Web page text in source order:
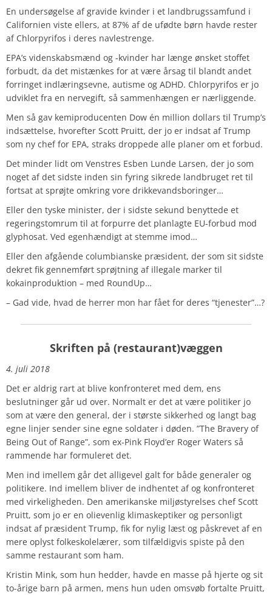
En undersøgelse af gravide kvinder i et landbrugssamfund i
Californien viste ellers, at 87% af de ufødte børn havde rester
af Chlorpyrifos i deres navlestrenge.
EPA’s videnskabsmænd og -kvinder har længe ønsket stoffet
forbudt, da det mistænkes for at være årsag til blandt andet
forringet indlæringsevne, autisme og ADHD. Chlorpyrifos er jo
udviklet fra en nervegift, så sammenhængen er nærliggende.
Men så gav kemiproducenten Dow én million dollars til Trump’s
indsættelse, hvorefter Scott Pruitt, der jo er indsat af Trump
som ny chef for EPA, straks droppede alle planer om et forbud.
Det minder lidt om Venstres Esben Lunde Larsen, der jo som
noget af det sidste inden sin fyring sikrede landbruget ret til
fortsat at sprøjte omkring vore drikkevandsboringer…
Eller den tyske minister, der i sidste sekund benyttede et
regeringstomrum til at forpurre det planlagte EU-forbud mod
glyphosat. Ved egenhændigt at stemme imod…
Eller den afgående columbianske præsident, der som sit sidste
dekret fik gennemført sprøjtning af illegale marker til
kokainproduktion – med RoundUp…
– Gad vide, hvad de herrer mon har fået for deres “tjenester”…?
Skriften på (restaurant)væggen
4. juli 2018
Det er aldrig rart at blive konfronteret med dem, ens
beslutninger går ud over. Normalt er det at være politiker jo
som at være den general, der i største sikkerhed og langt bag
egne linjer sender sine egne soldater i døden. ”The Bravery of
Being Out of Range”, som ex-Pink Floyd’er Roger Waters så
rammende har formuleret det.
Men ind imellem går det alligevel galt for både generaler og
politikere. Ind imellem bliver de indhentet af og konfronteret
med virkeligheden. Den amerikanske miljøstyrelses chef Scott
Pruitt, som jo er en olievenlig klimaskeptiker og personligt
indsat af præsident Trump, fik for nylig læst og påskrevet af en
mere oplyst folkeskolelærer, som tilfældigvis spiste på den
samme restaurant som ham.
Kristin Mink, som hun hedder, havde en masse på hjerte og sit
to-årige barn på armen, mens hun uden omsvøb fortalte Pruitt,